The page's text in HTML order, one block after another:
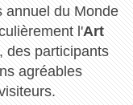
annuel du Monde
l'Art
des participants
agréables